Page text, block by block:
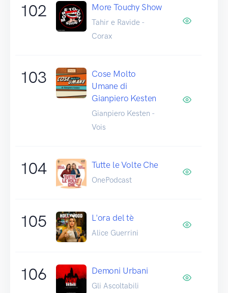
102 More Touchy Show
Tahir e Ravide -
Corax
103
Cose Molto
Umane di
Gianpiero Kesten
Gianpiero Kesten -
Vois
104 Tutte le Volte Che
OnePodcast
105 L'ora del tè
Alice Guerrini
106 Demoni Urbani
Gli Ascoltabili